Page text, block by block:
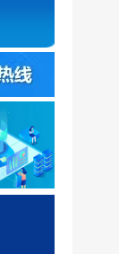
安全管理规定
关工作的通知（